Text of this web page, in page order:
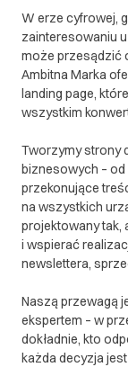
W erze cyfrowej,
zainteresowaniu
może przesądzić
Ambitna Marka
landing page,
wszystkim
Tworzymy strony
biznesowych –
przekonujące
na wszystkich
projektowany tak,
i wspierać
newslettera,
Naszą przewagą
ekspertem – w
dokładnie, kto
każda decyzja